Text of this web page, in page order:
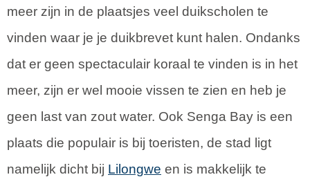
meer zijn in de plaatsjes veel duikscholen te
vinden waar je je duikbrevet kunt halen. Ondanks
dat er geen spectaculair koraal te vinden is in het
meer, zijn er wel mooie vissen te zien en heb je
geen last van zout water. Ook Senga Bay is een
plaats die populair is bij toeristen, de stad ligt
namelijk dicht bij Lilongwe en is makkelijk te